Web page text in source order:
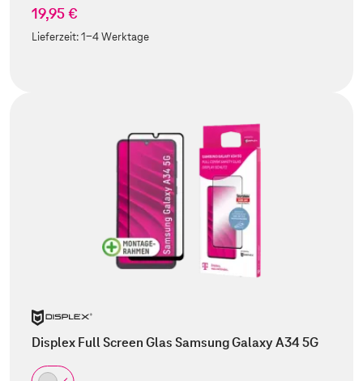
19,95 €
Lieferzeit:1-4 Werktage
Displex Full Screen Glas Samsung Galaxy A34 5G